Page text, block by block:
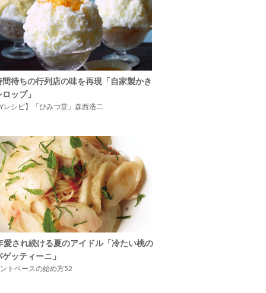
間待ちの行列店の味を再現「自家製かき
ップ」
レシピ】「ひみつ堂」森西浩二
愛され続ける夏のアイドル「冷たい桃の
ッティーニ」
トベースの始め方52